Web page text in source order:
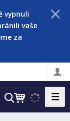
vypnuli
vaše
za
V
☰